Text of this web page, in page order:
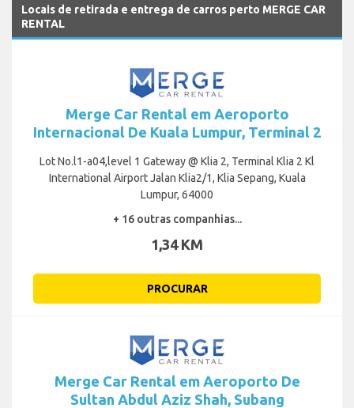
Locais de retirada e entrega de carros perto MERGE CAR
RENTAL
Merge Car Rental em Aeroporto
Internacional De Kuala Lumpur, Terminal 2
Lot No.l1-a04,level 1 Gateway @ Klia 2, Terminal Klia 2 Kl
International Airport Jalan Klia2/1, Klia Sepang, Kuala
Lumpur, 64000
+ 16 outras companhias...
1,34 KM
PROCURAR
Merge Car Rental em Aeroporto De
Sultan Abdul Aziz Shah, Subang